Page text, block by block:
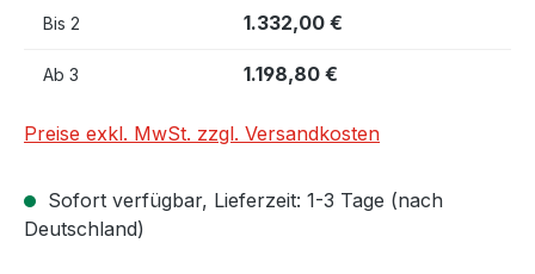
Bis 2 1.332,00 €
Ab 3 1.198,80 €
Preise exkl. MwSt. zzgl. Versandkosten
Sofort verfügbar, Lieferzeit: 1-3 Tage (nach
Deutschland)